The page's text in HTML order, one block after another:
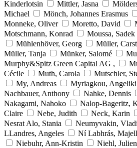
Kinderlotsin
Mittler, Jasna
Michael
Mönch, Johannes Erasmus
Monneke, Oliver
Moretto, David
Motschmann, Konrad
Moussa, Sadek
Mühlenhöver, Georg
Müller,
Müller, Tanja
Münker, Salomé
Murphy&Spitz Green Capital AG ,
Cécile
Muth, Carola Mutschler,
My, Andreas
Myriagkou, Angeliki
Nachbauer, Anthony
Nahke, Dennis
Nakagami, Nahoko
Nalop-Bageritz,
Claire
Nebe, Judith Neck, Karin
Nesrat Alo, Stania
Neumyvakin,
LLandres, Angeles
Ní Labhrás,
Niebuhr, Ann-Kristin
Niehl, Julien